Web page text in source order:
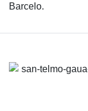
Barcelo.